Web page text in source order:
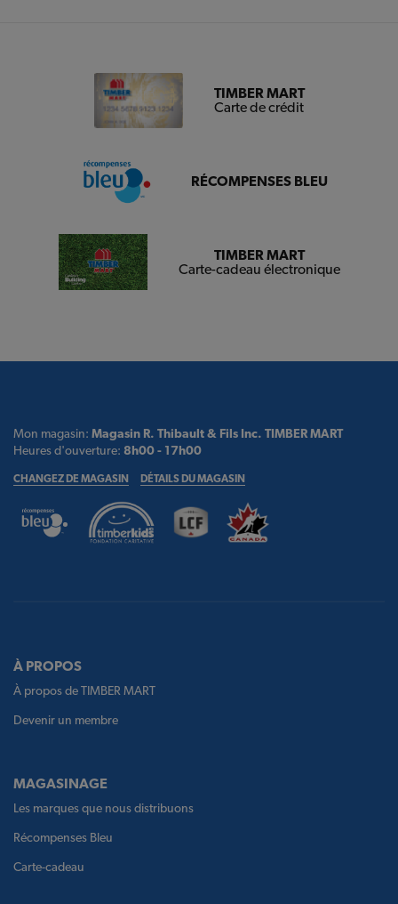
TIMBER MART
Carte de crédit
RÉCOMPENSES BLEU
TIMBER MART
Carte-cadeau électronique
Mon magasin: Magasin R. Thibault & Fils Inc. TIMBER MART
Heures d'ouverture: 8h00 - 17h00
CHANGEZ DE MAGASIN DÉTAILS DU MAGASIN
À PROPOS
À propos de TIMBER MART
Devenir un membre
MAGASINAGE
Les marques que nous distribuons
Récompenses Bleu
Carte-cadeau